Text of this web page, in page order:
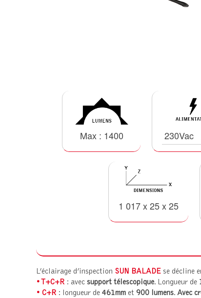
Max : 1400 230Vac
1 017 x 25 x 25
L’éclairage d’inspection SUN BALADEse décline
• T+C+R: avecsupport télescopique. Longueur de
• C+R : longueur de 461mmet 900 lumens. Avec